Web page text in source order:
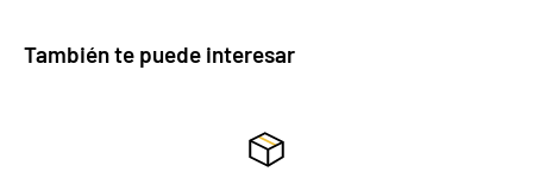
También te puede interesar